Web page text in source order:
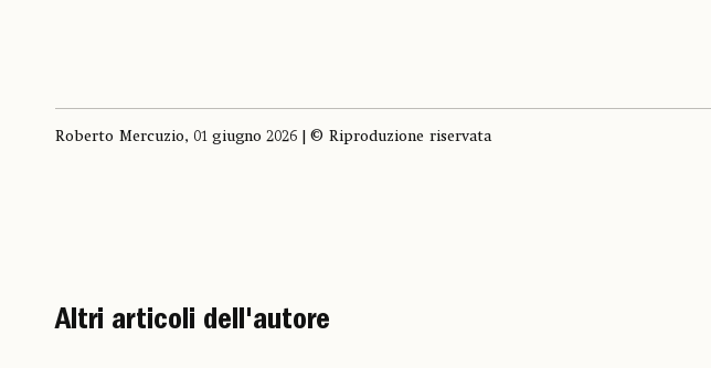
Roberto Mercuzio, 01 giugno 2026 | © Riproduzione riservata
Altri articoli dell'autore